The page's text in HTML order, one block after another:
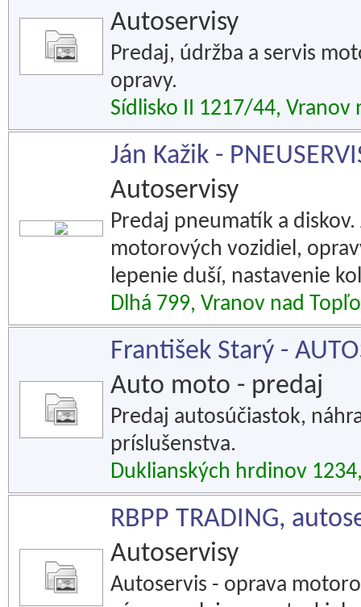
Autoservisy
Predaj, údržba a servis
opravy.
Sídlisko II 1217/44, Vranov
Ján Kažik -
Autoservisy
Predaj pneumatík a
motorových vozidiel,
lepenie duší, nastavenie
Dlhá 799, Vranov nad
František Starý -
Auto moto - predaj
Predaj autosúčiastok,
príslušenstva.
Duklianských hrdinov
RBPP TRADING,
Autoservisy
Autoservis - oprava